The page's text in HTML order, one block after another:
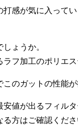
打感が気に入って
ょうか。
ラフ加工のポリエス
このガットの性能
安値が出るフィル
る方はご確認くださ